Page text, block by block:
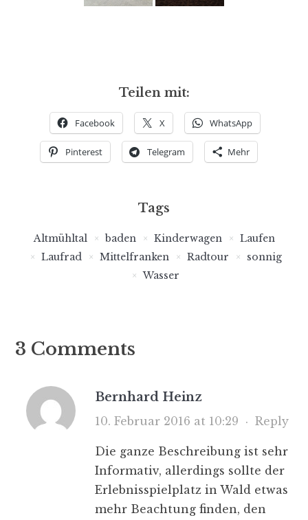
Teilen mit:
Facebook X WhatsApp
Pinterest Telegram Mehr
Tags
Altmühltal baden Kinderwagen
Laufen
Laufrad
Mittelfranken Radtour
sonnig
Wasser
3 Comments
Bernhard Heinz
10. Februar 2016 at 10:29 · Reply
Die ganze Beschreibung ist sehr
Informativ, allerdings sollte der
Erlebnisspielplatz in Wald etwas
mehr Beachtung finden, den